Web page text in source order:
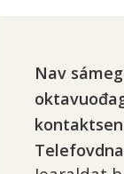
Nav
Telefovdna